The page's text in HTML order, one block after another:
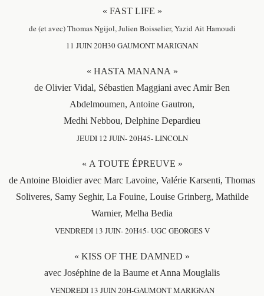
« FAST LIFE »
de (et avec) Thomas Ngijol, Julien Boisselier, Yazid Ait Hamoudi
11 JUIN 20H30 GAUMONT MARIGNAN
« HASTA MANANA »
de Olivier Vidal, Sébastien Maggiani avec Amir Ben
Abdelmoumen, Antoine Gautron,
Medhi Nebbou, Delphine Depardieu
JEUDI 12 JUIN- 20H45- LINCOLN
« A TOUTE ÉPREUVE »
de Antoine Bloidier avec Marc Lavoine, Valérie Karsenti, Thomas
Soliveres, Samy Seghir, La Fouine, Louise Grinberg, Mathilde
Warnier, Melha Bedia
VENDREDI 13 JUIN- 20H45- UGC GEORGES V
« KISS OF THE DAMNED »
avec Joséphine de la Baume et Anna Mouglalis
VENDREDI 13 JUIN 20H-GAUMONT MARIGNAN